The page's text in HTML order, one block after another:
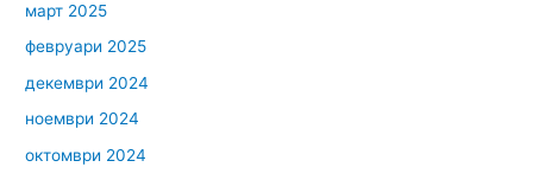
март 2025
февруари 2025
декември 2024
ноември 2024
октомври 2024